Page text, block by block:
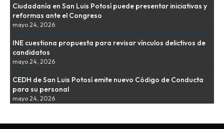
Ciudadanía en San Luis Potosí puede presentar iniciativas y
reformas ante el Congreso
mayo 24, 2026
INE cuestiona propuesta para revisar vínculos delictivos de
candidatos
mayo 24, 2026
CEDH de San Luis Potosí emite nuevo Código de Conducta
para su personal
mayo 24, 2026